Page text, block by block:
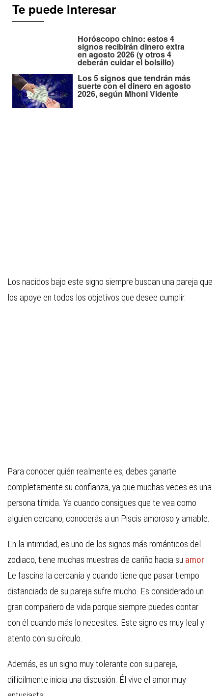
Te puede Interesar
Horóscopo chino: estos 4
signos recibirán dinero extra
en agosto 2026 (y otros 4
deberán cuidar el bolsillo)
Los 5 signos que tendrán más
suerte con el dinero en agosto
2026, según Mhoni Vidente
Los nacidos bajo este signo siempre buscan una pareja que
los apoye en todos los objetivos que desee cumplir.
Para conocer quién realmente es, debes ganarte
completamente su confianza, ya que muchas veces es una
persona tímida. Ya cuando consigues que te vea como
alguien cercano, conocerás a un Piscis amoroso y amable.
En la intimidad, es uno de los signos más románticos del
zodiaco, tiene muchas muestras de cariño hacia su amor.
Le fascina la cercanía y cuando tiene que pasar tiempo
distanciado de su pareja sufre mucho. Es considerado un
gran compañero de vida porque siempre puedes contar
con él cuando más lo necesites. Este signo es muy leal y
atento con su círculo.
Además, es un signo muy tolerante con su pareja,
difícilmente inicia una discusión. Él vive el amor muy